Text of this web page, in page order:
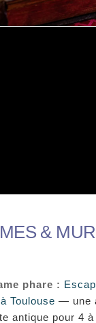
&
phare :
Toulouse — une
antique pour 4 à